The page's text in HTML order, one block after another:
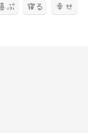
ぶ 寝る
幸せ